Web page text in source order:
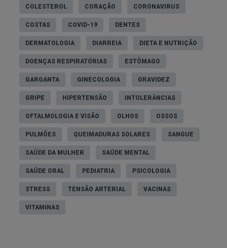
COLESTEROL CORAÇÃO CORONAVIRUS
COSTAS COVID-19 DENTES
DERMATOLOGIA DIARREIA DIETA E NUTRIÇÃO
DOENÇAS RESPIRATÓRIAS ESTÔMAGO
GARGANTA GINECOLOGIA GRAVIDEZ
GRIPE HIPERTENSÃO INTOLERÂNCIAS
OFTALMOLOGIA E VISÃO OLHOS OSSOS
PULMÕES QUEIMADURAS SOLARES SANGUE
SAÚDE DA MULHER SAÚDE MENTAL
SAÚDE ORAL PEDIATRIA PSICOLOGIA
STRESS TENSÃO ARTERIAL VACINAS
VITAMINAS